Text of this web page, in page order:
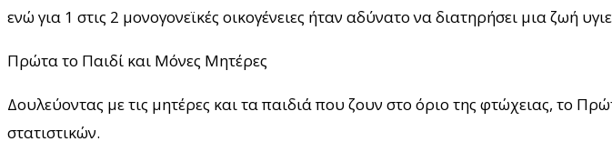
ενώ για 1 στις 2 μονογονεϊκές οικογένειες ήταν αδύνατο να διατηρήσει μια ζωή
Πρώτα το Παιδί και Μόνες Μητέρες
Δουλεύοντας με τις μητέρες και τα παιδιά που ζουν στο όριο της φτώχειας, το
στατιστικών.